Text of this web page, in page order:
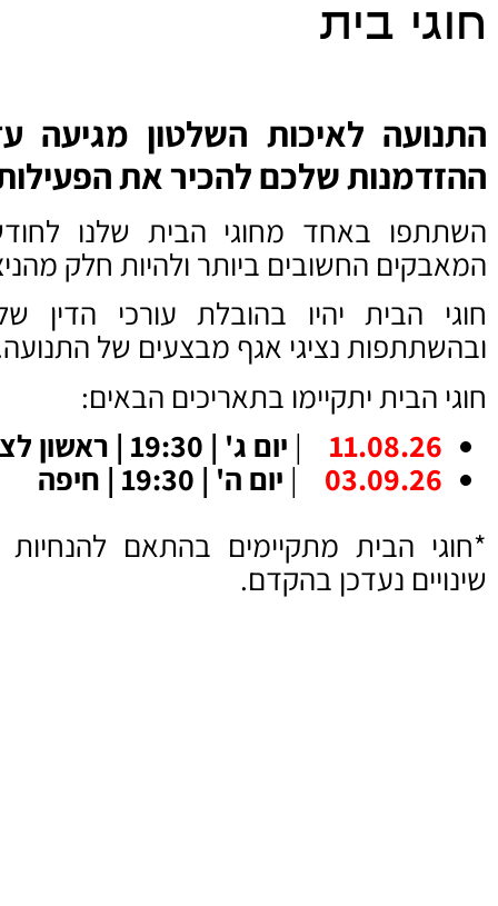
חוגי בית
התנועה לאיכות השלטון מגיעה
ההזדמנות שלכם להכיר את
השתתפו באחד מחוגי הבית שלנו
המאבקים החשובים ביותר ולהיות חלק
חוגי הבית יהיו בהובלת עורכי הדין
ובהשתתפות נציגי אגף מבצעים של
חוגי הבית יתקיימו בתאריכים הבאים:
11.08.26
| יום ג' | 19:30 | ראשון לציון
03.09.26
| יום ה' | 19:30 | חיפה
*חוגי הבית מתקיימים בהתאם להנחיות
שינויים נעדכן בהקדם.